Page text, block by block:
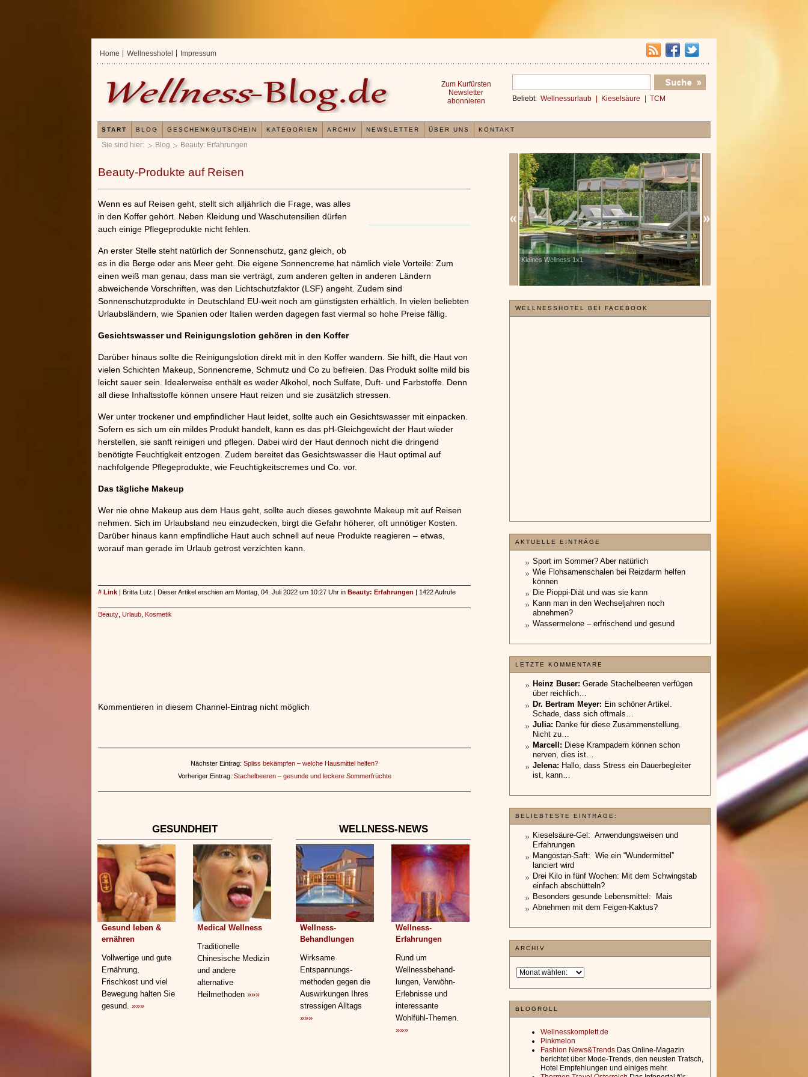
Sie sind hier: Blog Beauty: Erfahrungen
Beauty-Produkte auf Reisen
Wenn es auf Reisen geht, stellt sich alljährlich die Frage, was alles
in den Koffer gehört. Neben Kleidung und Waschutensilien dürfen
auch einige Pflegeprodukte nicht fehlen.
An erster Stelle steht natürlich der Sonnenschutz, ganz gleich, ob
es in die Berge oder ans Meer geht. Die eigene Sonnencreme hat nämlich viele Vorteile: Zum
einen weiß man genau, dass man sie verträgt, zum anderen gelten in anderen Ländern
abweichende Vorschriften, was den Lichtschutzfaktor (LSF) angeht. Zudem sind
Sonnenschutzprodukte in Deutschland EU-weit noch am günstigsten erhältlich. In vielen beliebten
Urlaubsländern, wie Spanien oder Italien werden dagegen fast viermal so hohe Preise fällig.
Gesichtswasser und Reinigungslotion gehören in den Koffer
Darüber hinaus sollte die Reinigungslotion direkt mit in den Koffer wandern. Sie hilft, die Haut von
vielen Schichten Makeup, Sonnencreme, Schmutz und Co zu befreien. Das Produkt sollte mild bis
leicht sauer sein. Idealerweise enthält es weder Alkohol, noch Sulfate, Duft- und Farbstoffe. Denn
all diese Inhaltsstoffe können unsere Haut reizen und sie zusätzlich stressen.
Wer unter trockener und empfindlicher Haut leidet, sollte auch ein Gesichtswasser mit einpacken.
Sofern es sich um ein mildes Produkt handelt, kann es das pH-Gleichgewicht der Haut wieder
herstellen, sie sanft reinigen und pflegen. Dabei wird der Haut dennoch nicht die dringend
benötigte Feuchtigkeit entzogen. Zudem bereitet das Gesichtswasser die Haut optimal auf
nachfolgende Pflegeprodukte, wie Feuchtigkeitscremes und Co. vor.
Das tägliche Makeup
Wer nie ohne Makeup aus dem Haus geht, sollte auch dieses gewohnte Makeup mit auf Reisen
nehmen. Sich im Urlaubsland neu einzudecken, birgt die Gefahr höherer, oft unnötiger Kosten.
Darüber hinaus kann empfindliche Haut auch schnell auf neue Produkte reagieren – etwas,
worauf man gerade im Urlaub getrost verzichten kann.
# Link | Britta Lutz | Dieser Artikel erschien am Montag, 04. Juli 2022 um 10:27 Uhr in Beauty: Erfahrungen | 1422 Aufrufe
Beauty Urlaub Kosmetik
Kommentieren in diesem Channel-Eintrag nicht möglich
Nächster Eintrag: Spliss bekämpfen – welche Hausmittel helfen?
Vorheriger Eintrag: Stachelbeeren – gesunde und leckere Sommerfrüchte
GESUNDHEIT
Gesund leben &
ernähren
Vollwertige und gute
Ernährung,
Frischkost und viel
Bewegung halten Sie
gesund. »»»
Medical Wellness
Traditionelle
Chinesische Medizin
und andere
alternative
Heilmethoden »»»
WELLNESS-NEWS
Wellness-
Behandlungen
Wirksame
Entspannungs­
methoden gegen die
Auswirkungen Ihres
stressigen Alltags
»»»
Wellness-
Erfahrungen
Rund um
Wellnessbehand­
lungen, Verwöhn-
Erlebnisse und
interessante
Wohlfühl-Themen.
»»»
Erfahrungen mit und Anwendungsweisen von
Kieselsäuregel
»»»
x
»»»
Verwöhnromantik 3 Nächte
»»»
WELLNESSHOTEL BEI FACEBOOK
AKTUELLE EINTRÄGE
Sport im Sommer? Aber natürlich
Wie Flohsamenschalen bei Reizdarm helfen
können
Die Pioppi-Diät und was sie kann
Kann man in den Wechseljahren noch
abnehmen?
Wassermelone – erfrischend und gesund
LETZTE KOMMENTARE
Heinz Buser: Gerade Stachelbeeren verfügen
über reichlich…
Dr. Bertram Meyer: Ein schöner Artikel.
Schade, dass sich oftmals…
Julia: Danke für diese Zusammenstellung.
Nicht zu…
Marcell: Diese Krampadern können schon
nerven, dies ist…
Jelena: Hallo, dass Stress ein Dauerbegleiter
ist, kann…
BELIEBTESTE EINTRÄGE:
Kieselsäure-Gel: Anwendungsweisen und
Erfahrungen
Mangostan-Saft: Wie ein “Wundermittel”
lanciert wird
Drei Kilo in fünf Wochen: Mit dem Schwingstab
einfach abschütteln?
Besonders gesunde Lebensmittel: Mais
Abnehmen mit dem Feigen-Kaktus?
ARCHIV
BLOGROLL
Wellnesskomplett.de
Pinkmelon
Fashion News&Trends Das Online-Magazin
berichtet über Mode-Trends, den neusten Tratsch,
Hotel Empfehlungen und einiges mehr.
Home Wellnesshotel Impressum
Beliebt: Wellnessurlaub Kieselsäure TCM
Zum Kurfürsten
Newsletter
abonnieren
START BLOG GESCHENKGUTSCHEIN KATEGORIEN ARCHIV NEWSLETTER ÜBER UNS KONTAKT